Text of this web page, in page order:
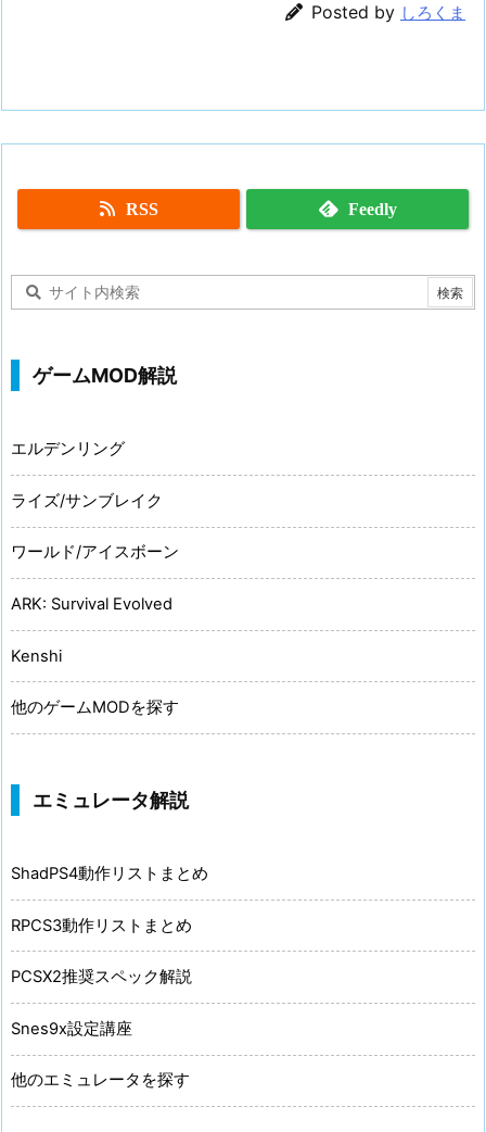
Posted by しろくま
RSS Feedly
ゲームMOD解説
エルデンリング
ライズ/サンブレイク
ワールド/アイスボーン
ARK: Survival Evolved
Kenshi
他のゲームMODを探す
エミュレータ解説
ShadPS4動作リストまとめ
RPCS3動作リストまとめ
PCSX2推奨スペック解説
Snes9x設定講座
他のエミュレータを探す